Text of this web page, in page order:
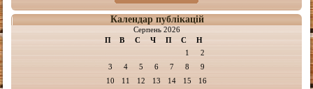
Календар публікацій
Серпень 2026
П
В С Ч П С Н
1
2
3
4 5 6 7 8
9
10
11 12 13 14 15
16